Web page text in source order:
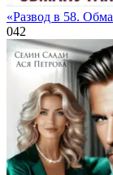
«Развод в 58.
042